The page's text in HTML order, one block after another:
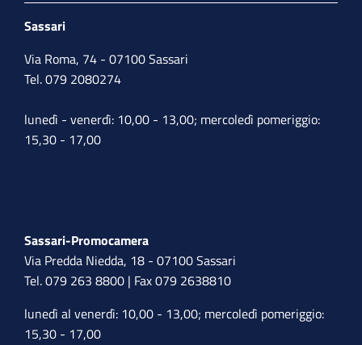
Sassari
Via Roma, 74 - 07100 Sassari
Tel. 079 2080274
lunedì - venerdì: 10,00 - 13,00; mercoledì pomeriggio:
15,30 - 17,00
Sassari-Promocamera
Via Predda Niedda, 18 - 07100 Sassari
Tel. 079 263 8800 | Fax 079 2638810
lunedì al venerdì: 10,00 - 13,00; mercoledì pomeriggio:
15,30 - 17,00